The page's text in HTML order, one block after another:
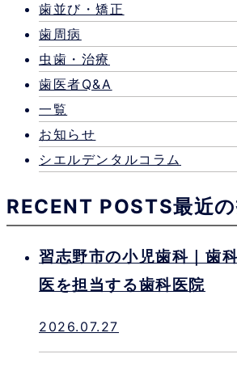
歯並び・矯正
歯周病
虫歯・治療
歯医者Q&A
一覧
お知らせ
シエルデンタルコラム
RECENT POSTS最近
習志野市の小児歯科｜歯
医を担当する歯科医院
2026.07.27